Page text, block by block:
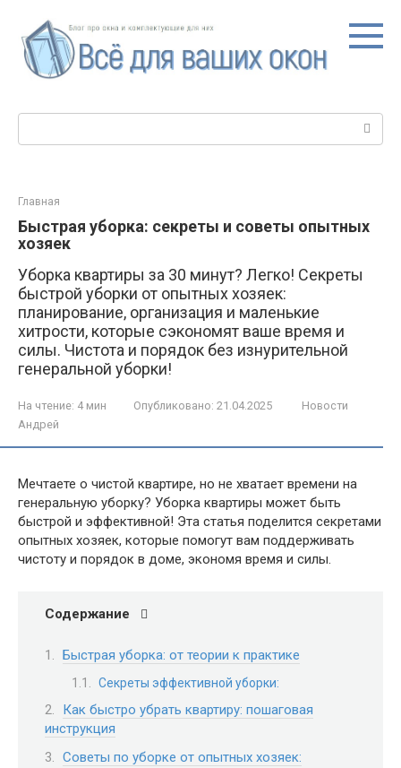
контенту
Главная
Быстрая уборка: секреты и советы опытных
хозяек
Уборка квартиры за 30 минут? Легко! Секреты
быстрой уборки от опытных хозяек:
планирование, организация и маленькие
хитрости, которые сэкономят ваше время и
силы. Чистота и порядок без изнурительной
генеральной уборки!
На чтение: 4 мин Опубликовано: 21.04.2025
Новости
Андрей
Мечтаете о чистой квартире, но не хватает времени на
генеральную уборку? Уборка квартиры может быть
быстрой и эффективной! Эта статья поделится секретами
опытных хозяек, которые помогут вам поддерживать
чистоту и порядок в доме, экономя время и силы.
Содержание
Быстрая уборка: от теории к практике
Секреты эффективной уборки:
Как быстро убрать квартиру: пошаговая
инструкция
Советы по уборке от опытных хозяек: